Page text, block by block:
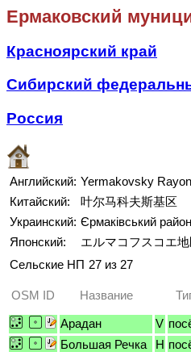
Ермаковский
Красноярский край
Сибирский
Россия
Английский: Yermakovsky Rayon
Китайский:
叶尔马科夫斯基区
Украинский: Єрмаківський район
Японский:
エルマコフスコエ地
Сельские НП 27 из 27
OSM ID Название
Арадан V
Большая Речка
H